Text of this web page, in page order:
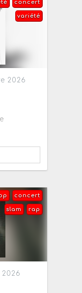
concert
variété
2026
concert
rap
slam